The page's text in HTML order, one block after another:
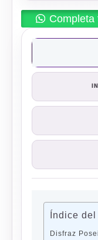
Completa
Índice
Disfraz